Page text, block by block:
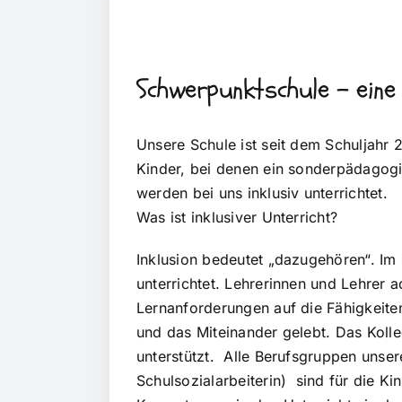
Schwerpunktschule –
Unsere Schule ist seit dem
Kinder, bei denen ein
werden bei uns inklusiv unterrichtet.
Was ist inklusiver Unterricht?
Inklusion bedeutet „dazugehören“.
unterrichtet. Lehrerinnen und Lehrer
Lernanforderungen auf die
und das Miteinander gelebt. Das
unterstützt. Alle Berufsgruppen
Schulsozialarbeiterin) sind für die